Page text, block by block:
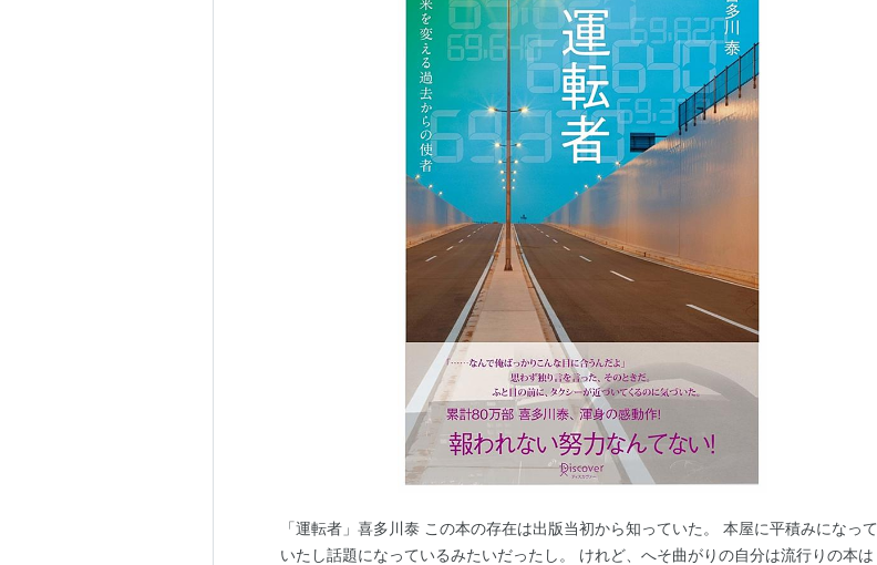
「運転者」喜多川泰 この本の存在は出版当初から知っていた。 本屋に平積みになって
いたし話題になっているみたいだったし。 けれど、へそ曲がりの自分は流行りの本は